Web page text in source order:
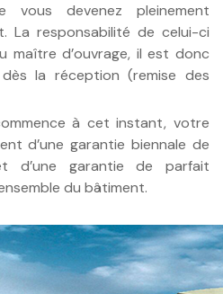
devenez pleinement
La responsabilité de celui-ci
maître d’ouvrage, il est donc
dès la réception (remise des
à cet instant, votre
d’une garantie biennale de
d’une garantie de parfait
du bâtiment.